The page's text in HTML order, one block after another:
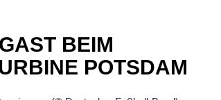
BEIM
POTSDAM